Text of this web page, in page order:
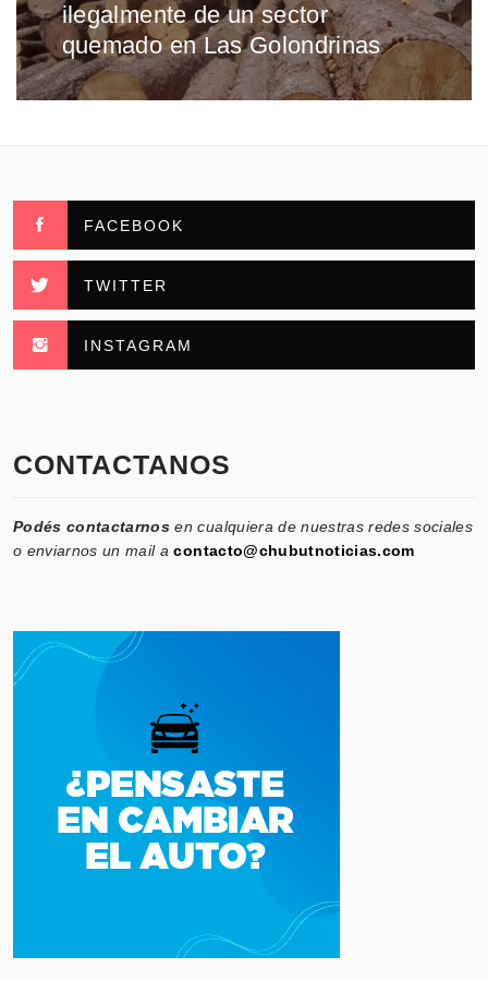
siguiente:
ilegalmente de un sector
quemado en Las Golondrinas
FACEBOOK
TWITTER
INSTAGRAM
CONTACTANOS
Podés contactarnos en cualquiera de nuestras redes sociales
o enviarnos un mail acontacto@chubutnoticias.com